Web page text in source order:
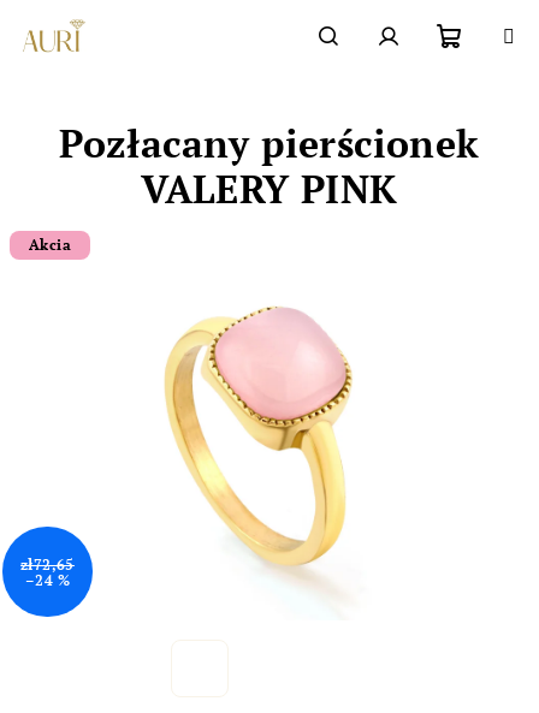
treści
się
Pozłacany pierścionek
VALERY PINK
Akcia
zł72,65
–24 %
Chatbot šperkovnice AURI